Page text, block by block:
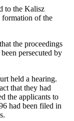
to the Kalisz
of the
the proceedings
persecuted by
held a hearing.
that they had
the applicants to
had been filed in